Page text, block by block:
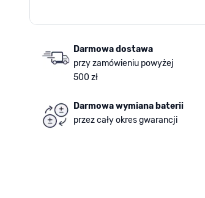
Darmowa dostawa
przy zamówieniu powyżej
500 zł
Darmowa wymiana baterii
przez cały okres gwarancji